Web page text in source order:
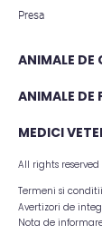
Presa
ANIMALE DE
Analize caini
ANIMALE DE
Analize
MEDICI
Articole stiintifice
All rights reserved
Termeni si conditii
Avertizori de
Nota de